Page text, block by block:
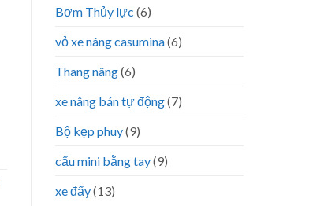
Bơm Thủy lực (6)
vỏ xe nâng casumina(6)
Thang nâng(6)
xe nâng bán tự động(7)
Bộ kẹp phuy(9)
cẩu mini bằng tay(9)
xe đẩy(13)